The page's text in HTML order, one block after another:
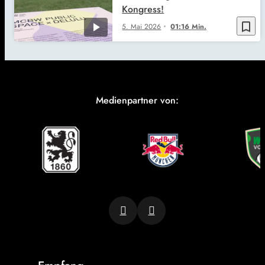
bookmark_border
5. Mai 2026 01:16 Min.
Kongress!
Medienpartner von: